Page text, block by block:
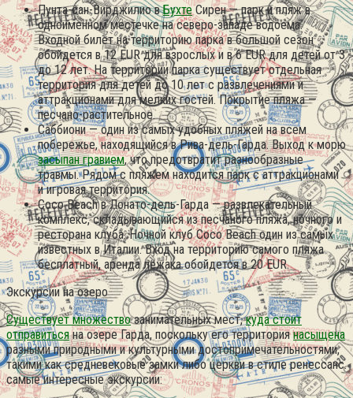
Пунта-сан-Вирджилио вБухтеСирен — парк и пляж в
одноименном местечке на северо-западе водоема.
Входной билет на территорию парка в большой сезон
обойдется в 12 EUR для взрослых и в 6 EUR для детей от 3
до 12 лет. На территории парка существует отдельная
территория для детей до 10 лет с развлечениями и
аттракционами для мелких гостей. Покрытие пляжа —
песчано-растительное.
Саббиони — один из самых удобных пляжей на всем
побережье, находящийся в Рива-дель-Гарда. Выход к морю
засыпан гравием, что предотвратит разнообразные
травмы. Рядом с пляжем находится парк с аттракционами
и игровая территория.
Coco Beach в Лонато-дель-Гарда — развлекательный
комплекс, складывающийся из песчаного пляжа, ночного и
ресторана клуба. Ночной клуб Coco Beach один из самых
известных в Италии. Вход на территорию самого пляжа
бесплатный, аренда лежака обойдется в 20 EUR.
Экскурсии на озеро
Существует множествозанимательных мест,куда стоит
отправитьсяна озере Гарда, поскольку его территориянасыщена
разными природными и культурными достопримечательностями,
такими как средневековые замки либо церкви в стиле ренессанс.
самые интересные экскурсии: